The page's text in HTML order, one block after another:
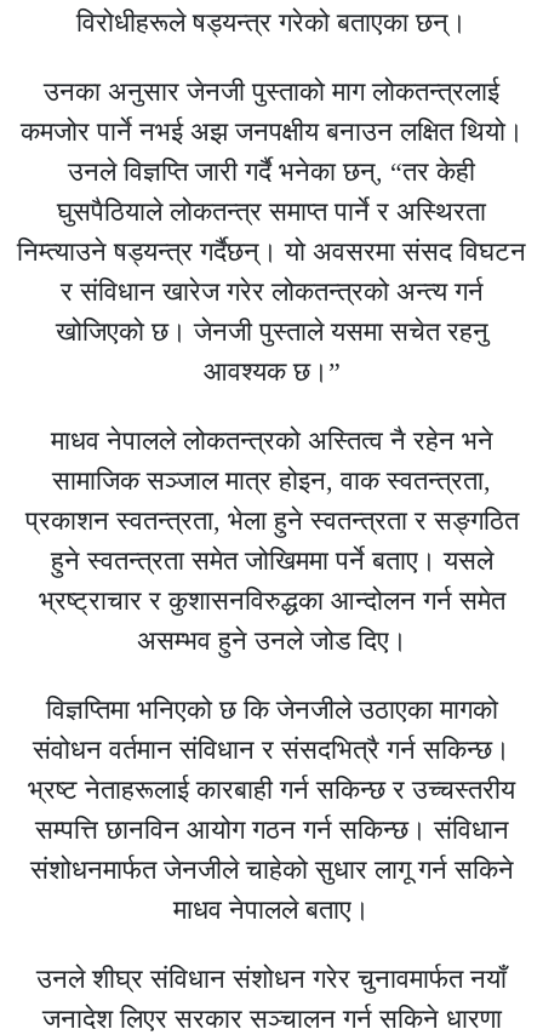
विरोधीहरूले षड्यन्त्र गरेको बताएका छन्।
उनका अनुसार जेनजी पुस्ताको माग लोकतन्त्रलाई
कमजोर पार्ने नभई अझ जनपक्षीय बनाउन लक्षित थियो।
उनले विज्ञप्ति जारी गर्दै भनेका छन्, “तर केही
घुसपैठियाले लोकतन्त्र समाप्त पार्ने र अस्थिरता
निम्त्याउने षड्यन्त्र गर्दैछन्। यो अवसरमा संसद विघटन
र संविधान खारेज गरेर लोकतन्त्रको अन्त्य गर्न
खोजिएको छ। जेनजी पुस्ताले यसमा सचेत रहनु
आवश्यक छ।”
माधव नेपालले लोकतन्त्रको अस्तित्व नै रहेन भने
सामाजिक सञ्जाल मात्र होइन, वाक स्वतन्त्रता,
प्रकाशन स्वतन्त्रता, भेला हुने स्वतन्त्रता र सङ्गठित
हुने स्वतन्त्रता समेत जोखिममा पर्ने बताए। यसले
भ्रष्ट्राचार र कुशासनविरुद्धका आन्दोलन गर्न समेत
असम्भव हुने उनले जोड दिए।
विज्ञप्तिमा भनिएको छ कि जेनजीले उठाएका मागको
संवोधन वर्तमान संविधान र संसदभित्रै गर्न सकिन्छ।
भ्रष्ट नेताहरूलाई कारबाही गर्न सकिन्छ र उच्चस्तरीय
सम्पत्ति छानविन आयोग गठन गर्न सकिन्छ। संविधान
संशोधनमार्फत जेनजीले चाहेको सुधार लागू गर्न सकिने
माधव नेपालले बताए।
उनले शीघ्र संविधान संशोधन गरेर चुनावमार्फत नयाँ
जनादेश लिएर सरकार सञ्चालन गर्न सकिने धारणा